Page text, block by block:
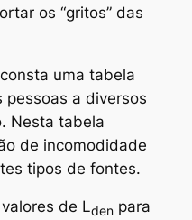
os “gritos” das
uma tabela
pessoas a diversos
Nesta tabela
de incomodidade
tipos de fontes.
de Ldenpara